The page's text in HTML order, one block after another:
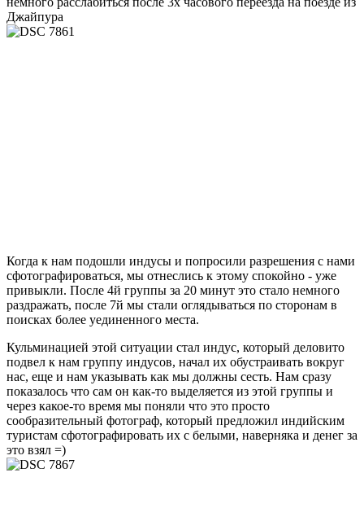
Джайпура
Когда к нам подошли индусы и попросили разрешения с нами
сфотографироваться, мы отнеслись к этому спокойно - уже
привыкли. После 4й группы за 20 минут это стало немного
раздражать, после 7й мы стали оглядываться по сторонам в
поисках более уединенного места.
Кульминацией этой ситуации стал индус, который деловито
подвел к нам группу индусов, начал их обустраивать вокруг
нас, еще и нам указывать как мы должны сесть. Нам сразу
показалось что сам он как-то выделяется из этой группы и
через какое-то время мы поняли что это просто
сообразительный фотограф, который предложил индийским
туристам сфотографировать их с белыми, наверняка и денег за
это взял =)